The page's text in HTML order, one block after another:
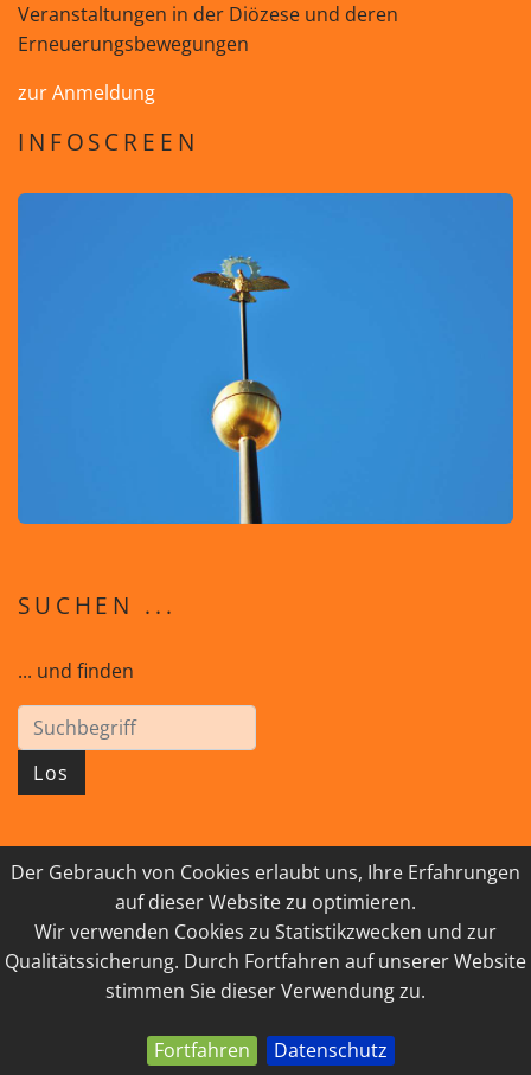
Der Gebrauch von Cookies erlaubt uns, Ihre Erfahrungen
auf dieser Website zu optimieren.
Wir verwenden Cookies zu Statistikzwecken und zur
Qualitätssicherung. Durch Fortfahren auf unserer Website
stimmen Sie dieser Verwendung zu.
Fortfahren Datenschutz
Veranstaltungen in der Diözese und deren
Erneuerungsbewegungen
zur Anmeldung
INFOSCREEN
SUCHEN ...
... und finden
Los
© 2026 GEISTreich - Diözese Innsbruck
IMPRESSUM
LINKSAMMLUNG
DATENSCHUTZ
KONTAKT
powered by webEdition CMS